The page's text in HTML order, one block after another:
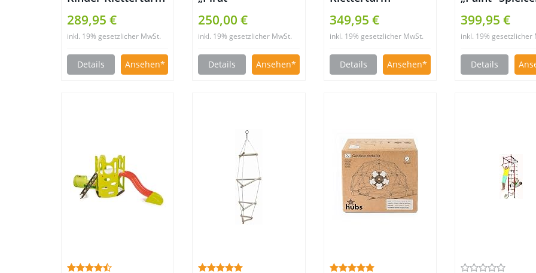
„Miniplay“
289,95 €
inkl. 19% gesetzlicher MwSt.
Details Ansehen
Klettergerüst
250,00 €
inkl. 19% gesetzlicher MwSt.
Details Ansehen
„Babyland-
Rainbow“
Klettergerüst
349,95 €
inkl. 19% gesetzlicher MwSt.
Details Ansehen
Klettergerüst
399,95 €
inkl. 19% gesetzlicher
Details